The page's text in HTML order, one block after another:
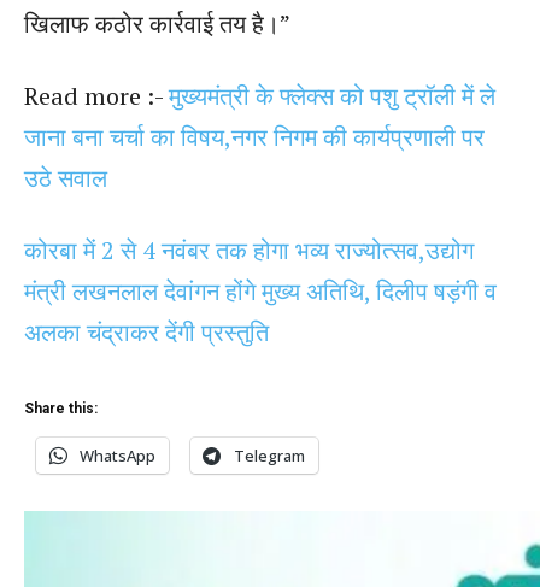
खिलाफ कठोर कार्रवाई तय है।”
Read more :-मुख्यमंत्री के फ्लेक्स को पशु ट्रॉली में ले
जाना बना चर्चा का विषय,नगर निगम की कार्यप्रणाली पर
उठे सवाल
कोरबा में 2 से 4 नवंबर तक होगा भव्य राज्योत्सव,उद्योग
मंत्री लखनलाल देवांगन होंगे मुख्य अतिथि, दिलीप षड़ंगी व
अलका चंद्राकर देंगी प्रस्तुति
Share this:
WhatsApp Telegram